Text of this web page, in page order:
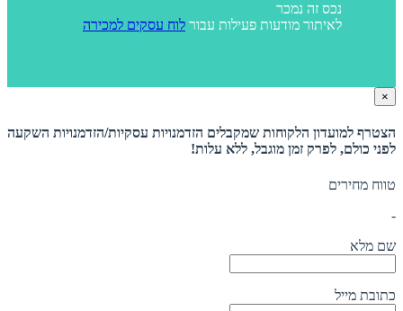
נכס זה נמכר
לאיתור מודעות פעילות עבור לוח עסקים למכירה
×
הצטרף למועדון הלקוחות שמקבלים הזדמנויות עסקיות/הזדמנויות השקעה
לפני כולם, לפרק זמן מוגבל, ללא עלות!
טווח מחירים
-
שם מלא
כתובת מייל